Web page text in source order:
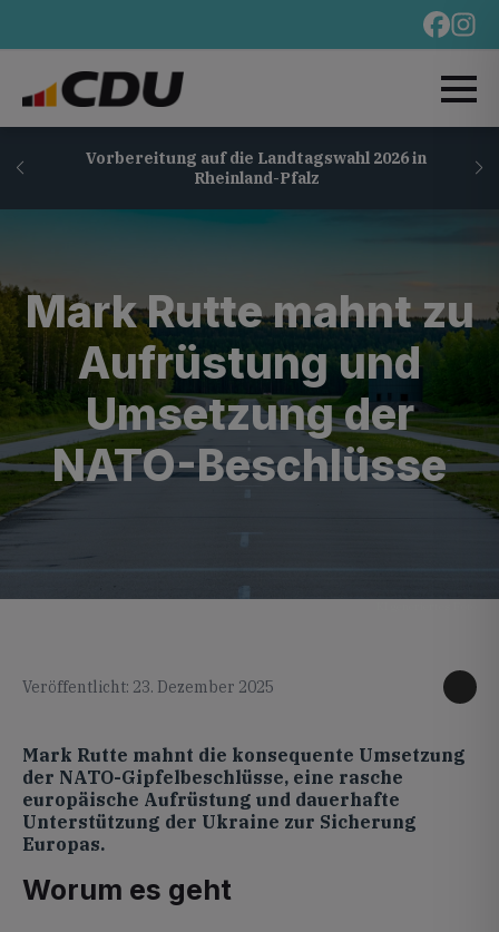
Vorbereitung auf die Landtagswahl 2026 in
Rheinland-Pfalz
Mark Rutte mahnt zu
Aufrüstung und
Umsetzung der
NATO-Beschlüsse
Veröffentlicht: 23. Dezember 2025
Mark Rutte mahnt die konsequente Umsetzung
der NATO-Gipfelbeschlüsse, eine rasche
europäische Aufrüstung und dauerhafte
Unterstützung der Ukraine zur Sicherung
Europas.
Worum es geht